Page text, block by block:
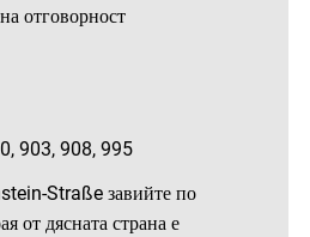
отговорност
903, 908, 995
Straße завийте по
от дясната страна е